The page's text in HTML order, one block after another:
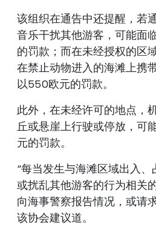
该组织在通告中还提醒，若
音乐干扰其他游客，可能
的罚款；而在未经授权的区
在禁止动物进入的海滩上携
以550欧元的罚款。
此外，在未经许可的地点，
丘或悬崖上行驶或停放，可
元的罚款。
“每当发生与海滩区域出入、
或扰乱其他游客的行为相关
向海事警察报告情况，或请
该协会建议道。